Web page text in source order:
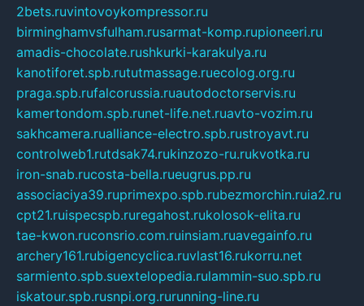
2bets.ruvintovoykompressor.ru
birminghamvsfulham.rusarmat-komp.rupioneeri.ru
amadis-chocolate.rushkurki-karakulya.ru
kanotiforet.spb.rututmassage.ruecolog.org.ru
praga.spb.rufalcorussia.ruautodoctorservis.ru
kamertondom.spb.runet-life.net.ruavto-vozim.ru
sakhcamera.rualliance-electro.spb.rustroyavt.ru
controlweb1.rutdsak74.rukinzozo-ru.rukvotka.ru
iron-snab.rucosta-bella.rueugrus.pp.ru
associaciya39.ruprimexpo.spb.rubezmorchin.ruia2.ru
cpt21.ruispecspb.ruregahost.rukolosok-elita.ru
tae-kwon.ruconsrio.com.ruinsiam.ruavegainfo.ru
archery161.rubigencyclica.ruvlast16.rukorru.net
sarmiento.spb.suextelopedia.rulammin-suo.spb.ru
iskatour.spb.rusnpi.org.rurunning-line.ru